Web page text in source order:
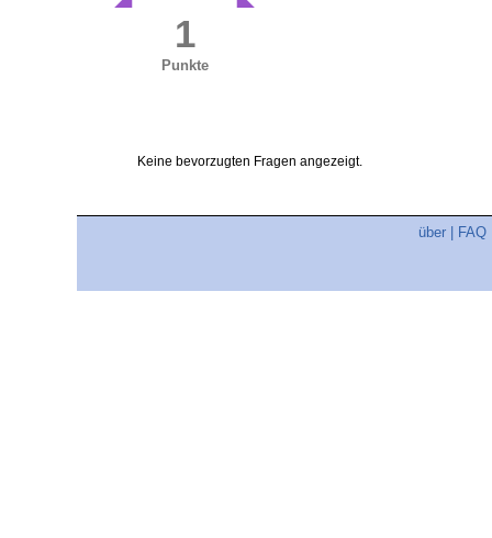
1
Punkte
Keine bevorzugten Fragen angezeigt.
über FAQ